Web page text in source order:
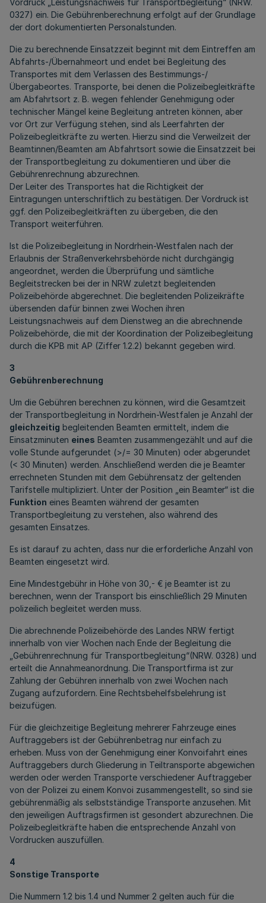
Vordruck „Leistungsnachweis für Transportbegleitung“ (NRW.
0327) ein. Die Gebührenberechnung erfolgt auf der Grundlage
der dort dokumentierten Personalstunden.
Die zu berechnende Einsatzzeit beginnt mit dem Eintreffen am
Abfahrts-/Übernahmeort und endet bei Begleitung des
Transportes mit dem Verlassen des Bestimmungs-/
Übergabeortes. Transporte, bei denen die Polizeibegleitkräfte
am Abfahrtsort z. B. wegen fehlender Genehmigung oder
technischer Mängel keine Begleitung antreten können, aber
vor Ort zur Verfügung stehen, sind als Leerfahrten der
Polizeibegleitkräfte zu werten. Hierzu sind die Verweilzeit der
Beamtinnen/Beamten am Abfahrtsort sowie die Einsatzzeit bei
der Transportbegleitung zu dokumentieren und über die
Gebührenrechnung abzurechnen.
Der Leiter des Transportes hat die Richtigkeit der
Eintragungen unterschriftlich zu bestätigen. Der Vordruck ist
ggf. den Polizeibegleitkräften zu übergeben, die den
Transport weiterführen.
Ist die Polizeibegleitung in Nordrhein-Westfalen nach der
Erlaubnis der Straßenverkehrsbehörde nicht durchgängig
angeordnet, werden die Überprüfung und sämtliche
Begleitstrecken bei der in NRW zuletzt begleitenden
Polizeibehörde abgerechnet. Die begleitenden Polizeikräfte
übersenden dafür binnen zwei Wochen ihren
Leistungsnachweis auf dem Dienstweg an die abrechnende
Polizeibehörde, die mit der Koordination der Polizeibegleitung
durch die KPB mit AP (Ziffer 1.2.2) bekannt gegeben wird.
3
Gebührenberechnung
Um die Gebühren berechnen zu können, wird die Gesamtzeit
der Transportbegleitung in Nordrhein-Westfalen je Anzahl der
gleichzeitig begleitenden Beamten ermittelt, indem die
Einsatzminuten eines Beamten zusammengezählt und auf die
volle Stunde aufgerundet (>/= 30 Minuten) oder abgerundet
(< 30 Minuten) werden. Anschließend werden die je Beamter
errechneten Stunden mit dem Gebührensatz der geltenden
Tarifstelle multipliziert. Unter der Position „ein Beamter“ ist die
Funktion eines Beamten während der gesamten
Transportbegleitung zu verstehen, also während des
gesamten Einsatzes.
Es ist darauf zu achten, dass nur die erforderliche Anzahl von
Beamten eingesetzt wird.
Eine Mindestgebühr in Höhe von 30,- € je Beamter ist zu
berechnen, wenn der Transport bis einschließlich 29 Minuten
polizeilich begleitet werden muss.
Die abrechnende Polizeibehörde des Landes NRW fertigt
innerhalb von vier Wochen nach Ende der Begleitung die
„Gebührenrechnung für Transportbegleitung“(NRW. 0328) und
erteilt die Annahmeanordnung. Die Transportfirma ist zur
Zahlung der Gebühren innerhalb von zwei Wochen nach
Zugang aufzufordern. Eine Rechtsbehelfsbelehrung ist
beizufügen.
Für die gleichzeitige Begleitung mehrerer Fahrzeuge eines
Auftraggebers ist der Gebührenbetrag nur einfach zu
erheben. Muss von der Genehmigung einer Konvoifahrt eines
Auftraggebers durch Gliederung in Teiltransporte abgewichen
werden oder werden Transporte verschiedener Auftraggeber
von der Polizei zu einem Konvoi zusammengestellt, so sind sie
gebührenmäßig als selbstständige Transporte anzusehen. Mit
den jeweiligen Auftragsfirmen ist gesondert abzurechnen. Die
Polizeibegleitkräfte haben die entsprechende Anzahl von
Vordrucken auszufüllen.
4
Sonstige Transporte
Die Nummern 1.2 bis 1.4 und Nummer 2 gelten auch für die